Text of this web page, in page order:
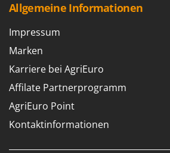
Allgemeine Informationen
Impressum
Marken
Karriere bei AgriEuro
Affilate Partnerprogramm
AgriEuro Point
Kontaktinformationen